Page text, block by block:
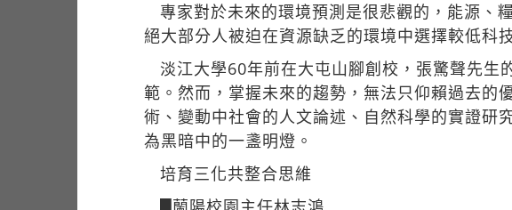
專家對於未來的環境預測是很悲觀的，能源、
絕大部分人被迫在資源缺乏的環境中選擇較低科
淡江大學60年前在大屯山腳創校，張驚聲先
範。然而，掌握未來的趨勢，無法只仰賴過去的
術、變動中社會的人文論述、自然科學的實證研
為黑暗中的一盞明燈。
培育三化共整合思維